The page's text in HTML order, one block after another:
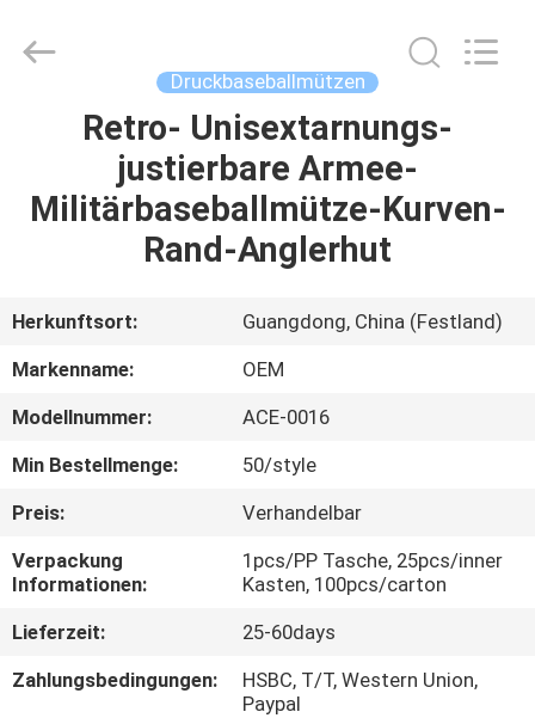
HAUS
PRODUKTE
UNS
AUSFLUG
QUALITÄTSKONTROLLE
TRETEN
SIE
MIT
Ltd..
Druckbaseballmützen
Retro- Unisextarnungs-
justierbare Armee-
Militärbaseballmütze-Kurven-
Rand-Anglerhut
Herkunftsort:
Guangdong, China (Festland)
Markenname:
OEM
Modellnummer:
ACE-0016
Min Bestellmenge:
50/style
Preis:
Verhandelbar
Verpackung
Informationen:
1pcs/PP Tasche, 25pcs/inner
Kasten, 100pcs/carton
Lieferzeit:
25-60days
Zahlungsbedingungen:
HSBC, T/T, Western Union,
Paypal